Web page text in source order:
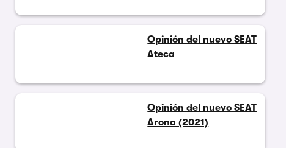
Opinión del nuevo SEAT
Ateca
Opinión del nuevo SEAT
Arona (2021)